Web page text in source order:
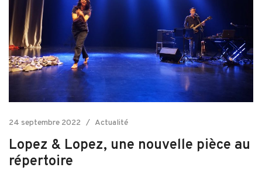
24 septembre 2022 Actualité
Lopez & Lopez, une nouvelle pièce au
répertoire